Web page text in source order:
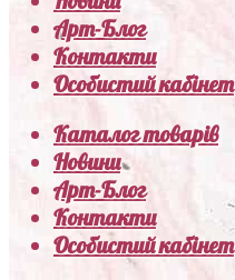
Арт-Блог
Контакти
Особистий кабінет
Каталог товарів
Новини
Арт-Блог
Контакти
Особистий кабінет